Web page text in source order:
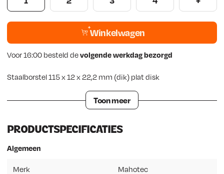
Winkelwagen
Voor 16:00 besteld devolgende werkdag bezorgd
Staalborstel 115 x 12 x 22,2 mm (dik) plat disk
Toon meer
PRODUCTSPECIFICATIES
Algemeen
Merk Mahotec